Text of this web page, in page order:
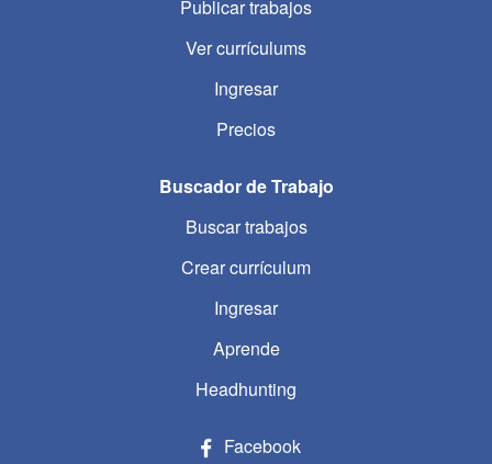
Publicar trabajos
Ver currículums
Ingresar
Precios
Buscador de Trabajo
Buscar trabajos
Crear currículum
Ingresar
Aprende
Headhunting
Facebook